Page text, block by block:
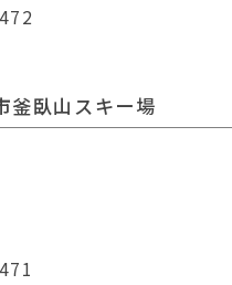
釜臥山スキー場